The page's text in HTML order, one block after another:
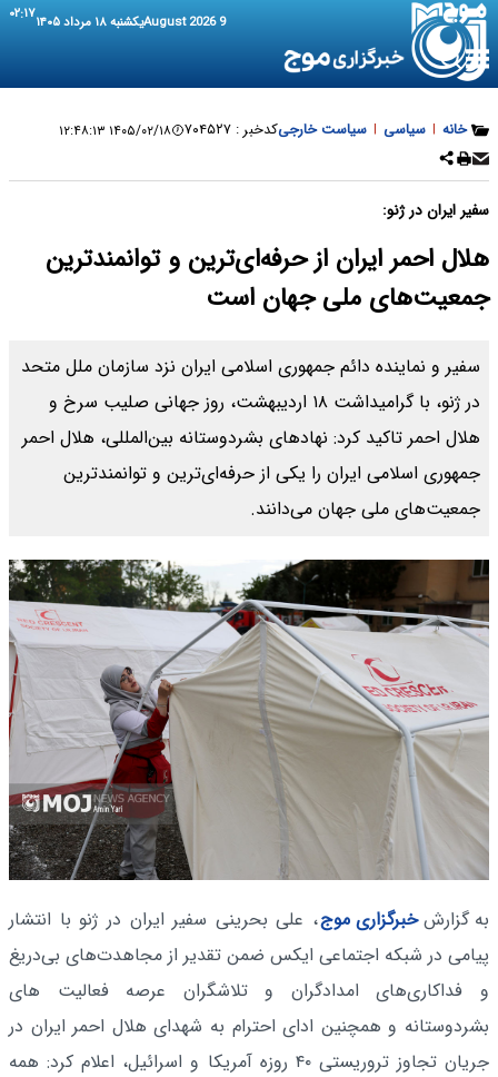
9 August 2026 یکشنبه ۱۸ مرداد ۱۴۰۵ ۰۲:۱۷
خانه | سیاسی | سیاست خارجیکدخبر : ۷۰۴۵۲۷ ۱۴۰۵/۰۲/۱۸ ۱۲:۴۸:۱۳
سفیر ایران در ژنو:
هلال احمر ایران از حرفه‌ای‌ترین و توانمندترین
جمعیت‌های ملی جهان است
سفیر و نماینده دائم جمهوری اسلامی ایران نزد سازمان ملل متحد
در ژنو، با گرامیداشت ۱۸ اردیبهشت، روز جهانی صلیب سرخ و
هلال احمر تاکید کرد: نهادهای بشردوستانه بین‌المللی، هلال احمر
جمهوری اسلامی ایران را یکی از حرفه‌ای‌ترین و توانمندترین
جمعیت‌های ملی جهان می‌دانند.
به گزارشخبرگزاری موج، علی بحرینی سفیر ایران در ژنو با انتشار
پیامی‌ در شبکه اجتماعی ایکس ضمن تقدیر از مجاهدت‌های بی‌دریغ
و فداکاری‌های امدادگران و تلاشگران عرصه فعالیت های
بشردوستانه و همچنین ادای احترام به شهدای هلال احمر ایران در
جریان تجاوز تروریستی ۴۰ روزه آمریکا و اسرائیل، اعلام کرد: همه